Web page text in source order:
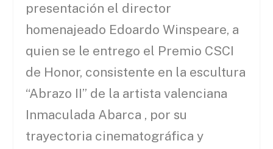
presentación el director
homenajeado Edoardo Winspeare, a
quien se le entrego el Premio CSCI
de Honor, consistente en la escultura
“Abrazo II” de la artista valenciana
Inmaculada Abarca , por su
trayectoria cinematográfica y